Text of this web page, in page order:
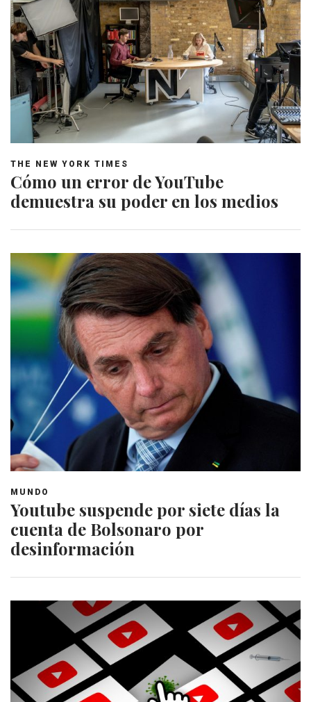
THE NEW YORK TIMES
Cómo un error de YouTube
demuestra su poder en los medios
MUNDO
Youtube suspende por siete días la
cuenta de Bolsonaro por
desinformación